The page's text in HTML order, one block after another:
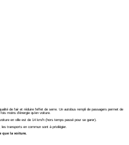
de l'air et réduire l'effet de serre. Un autobus rempli de passagers permet de
moins d'énergie qu'en voiture.
en ville est de 14 km/h (hors temps passé pour se garer).
transports en commun sont à privilégier.
que la voiture.